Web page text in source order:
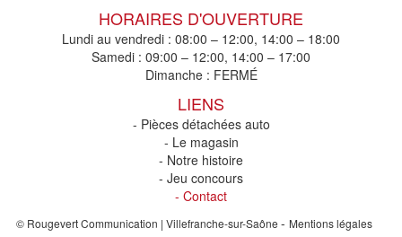
HORAIRES D'OUVERTURE
Lundi au vendredi : 08:00 – 12:00, 14:00 – 18:00
Samedi : 09:00 – 12:00, 14:00 – 17:00
Dimanche : FERMÉ
LIENS
- Pièces détachées auto
- Le magasin
- Notre histoire
- Jeu concours
- Contact
© Rougevert Communication | Villefranche-sur-Saône - Mentions légales